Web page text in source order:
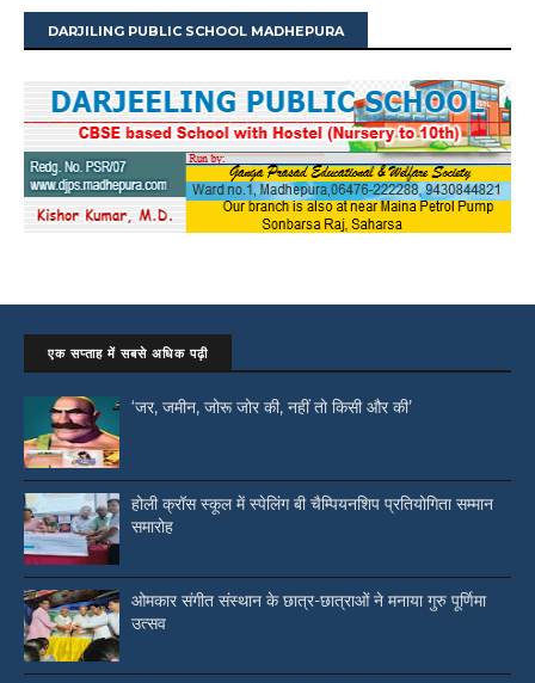
DARJILING PUBLIC SCHOOL MADHEPURA
एक सप्ताह में सबसे अधिक पढ़ी
‘जर, जमीन, जोरू जोर की, नहीं तो किसी और की’
होली क्रॉस स्कूल में स्पेलिंग बी चैम्पियनशिप प्रतियोगिता सम्मान
समारोह
ओमकार संगीत संस्थान के छात्र-छात्राओं ने मनाया गुरु पूर्णिमा
उत्सव